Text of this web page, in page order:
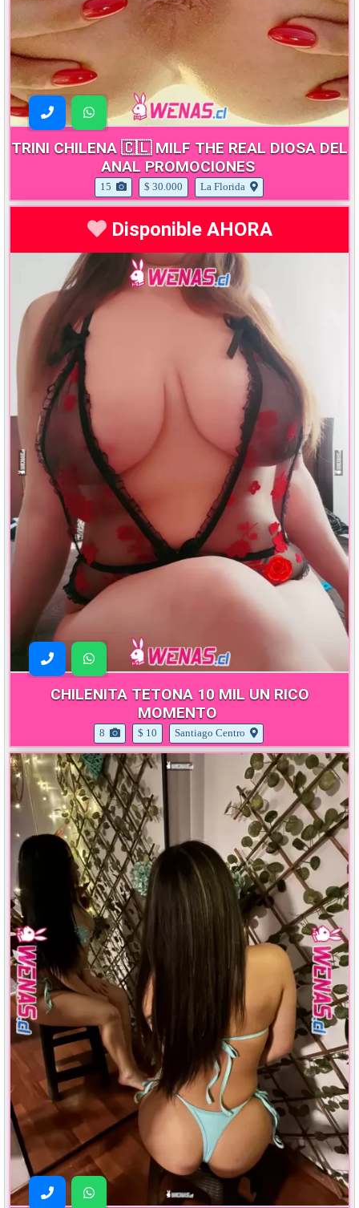
TRINI CHILENA 🇨🇱 MILF THE REAL DIOSA DEL
ANAL PROMOCIONES
15 $ 30.000 La Florida
Disponible AHORA
CHILENITA TETONA 10 MIL UN RICO
MOMENTO
8 $ 10 Santiago Centro